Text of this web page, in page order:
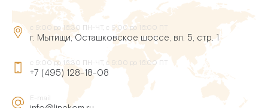
с 9:00 до 16:30 ПН-ЧТ, с 9:00 до 16:00 ПТ
г. Мытищи, Осташковское шоссе, вл. 5, стр. 1
с 9:00 до 16:30 ПН-ЧТ, с 9:00 до 16:00 ПТ
+7 (495) 128-18-08
E-mail